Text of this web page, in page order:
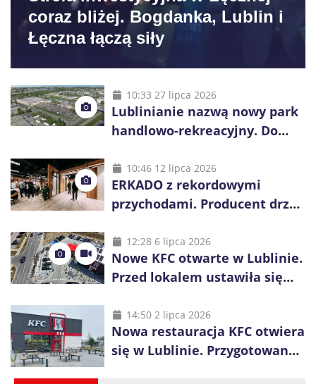
coraz bliżej. Bogdanka, Lublin i
Łęczna łączą siły
10:33 27 lipca 2026
Lublinianie nazwą nowy park
handlowo-rekreacyjny. Do
10:46 12 lipca 2026
ERKADO z rekordowymi
przychodami. Producent drzwi
inwestycje
12:28 6 lipca 2026
Nowe KFC otwarte w Lublinie.
Przed lokalem ustawiła się
14:50 2 lipca 2026
Nowa restauracja KFC otwiera
się w Lublinie. Przygotowano